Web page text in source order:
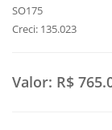
SO175
Creci: 135.023
Valor: R$